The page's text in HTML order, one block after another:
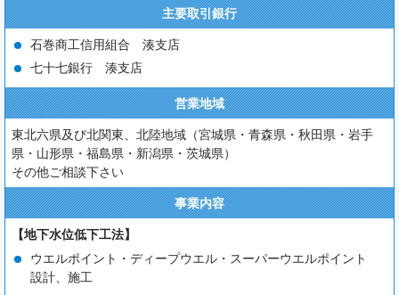
主要取引銀行
石巻商工信用組合 湊支店
七十七銀行 湊支店
営業地域
東北六県及び北関東、北陸地域（宮城県・青森県・秋田県・岩手
県・山形県・福島県・新潟県・茨城県）
その他ご相談下さい
事業内容
【地下水位低下工法】
ウエルポイント・ディープウエル・スーパーウエルポイント
設計、施工